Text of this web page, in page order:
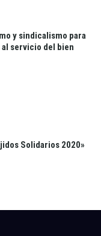
y sindicalismo para
servicio del bien
Solidarios 2020»